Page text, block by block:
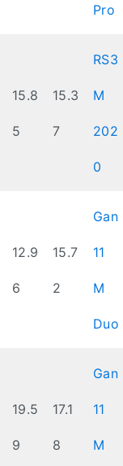
Pro
15.8
5
15.3
7
RS3
M
202
0
12.9
6
15.7
2
Gan
11
M
Duo
19.5
9
17.1
8
Gan
11
M